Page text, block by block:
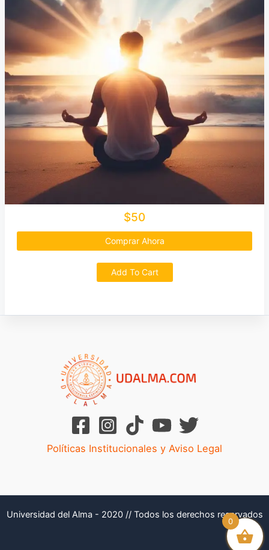
$50
Comprar Ahora
Add To Cart
Políticas Institucionales y Aviso Legal
Universidad del Alma - 2020 // Todos los derechos reservados
0